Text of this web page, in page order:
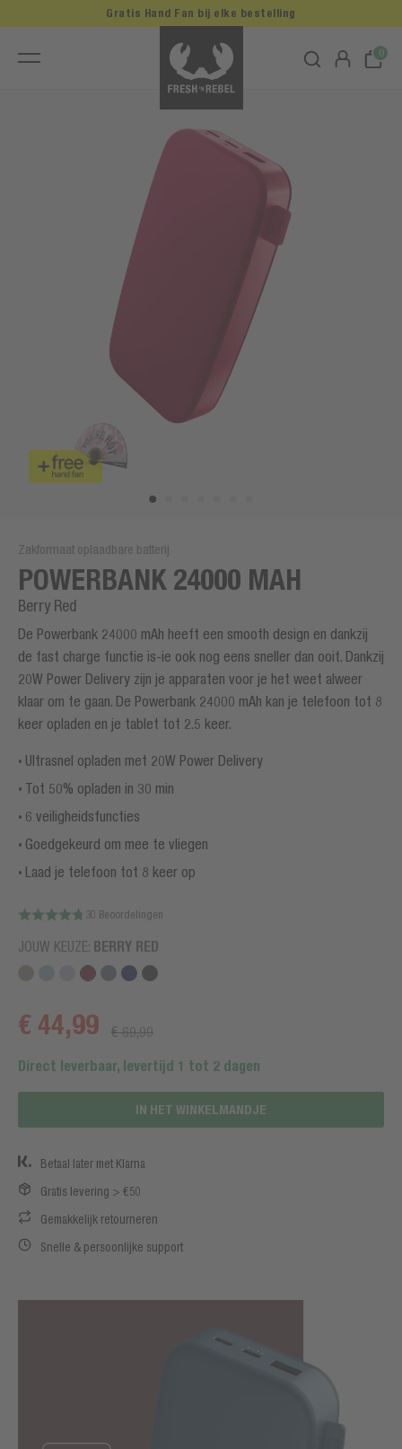
0
Gratis Hand Fan bij elke bestelling
Zakformaat oplaadbare batterij
POWERBANK 24000 MAH
Berry Red
De Powerbank 24000 mAh heeft een smooth design en dankzij
de fast charge functie is-ie ook nog eens sneller dan ooit. Dankzij
20W Power Delivery zijn je apparaten voor je het weet alweer
klaar om te gaan. De Powerbank 24000 mAh kan je telefoon tot 8
keer opladen en je tablet tot 2.5 keer.
Ultrasnel opladen met 20W Power Delivery
Tot 50% opladen in 30 min
6 veiligheidsfuncties
Goedgekeurd om mee te vliegen
Laad je telefoon tot 8 keer op
30 Beoordelingen
JOUW KEUZE: BERRY RED
€ 44,99 € 69,99
Direct leverbaar, levertijd 1 tot 2 dagen
IN HET WINKELMANDJE
Betaal later met Klarna
Gratis levering > €50
Gemakkelijk retourneren
Snelle & persoonlijke support